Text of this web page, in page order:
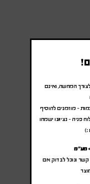
המחשה, ואינם
– מוזמנים להוסיף
פניה – נציגנו ישמחו
:)
קשר ונוכל לבדוק אם